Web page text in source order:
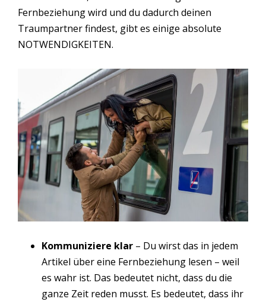
Fernbeziehung wird und du dadurch deinen
Traumpartner findest, gibt es einige absolute
NOTWENDIGKEITEN.
Kommuniziere klar – Du wirst das in jedem
Artikel über eine Fernbeziehung lesen – weil
es wahr ist. Das bedeutet nicht, dass du die
ganze Zeit reden musst. Es bedeutet, dass ihr